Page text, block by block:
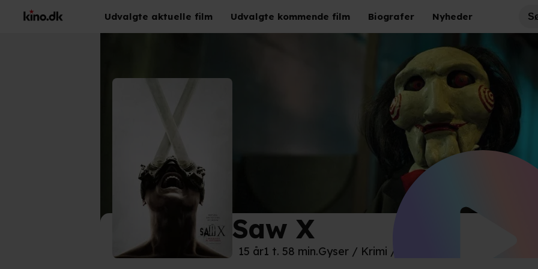
Udvalgte aktuelle film Udvalgte kommende film Biografer Nyheder
© 'Saw X' / Lionsgate
Saw X
15 år1 t. 58 min.Gyser / Krimi / Thriller